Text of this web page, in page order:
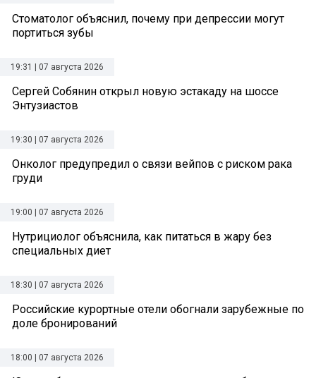
Стоматолог объяснил, почему при депрессии могут
портиться зубы
19:31 | 07 августа 2026
Сергей Собянин открыл новую эстакаду на шоссе
Энтузиастов
19:30 | 07 августа 2026
Онколог предупредил о связи вейпов с риском рака
груди
19:00 | 07 августа 2026
Нутрициолог объяснила, как питаться в жару без
специальных диет
18:30 | 07 августа 2026
Российские курортные отели обогнали зарубежные по
доле бронирований
18:00 | 07 августа 2026